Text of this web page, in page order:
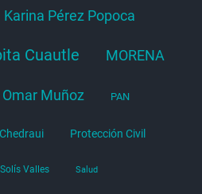
Karina Pérez Popoca
Cuautle MORENA
Omar Muñoz PAN
Protección Civil
Valles Salud